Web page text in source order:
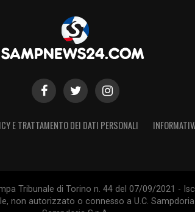
E TRATTAMENTO DEI DATI PERSONALI
Tribunale di Torino n. 44 del 07/09/2021 -
non autorizzato o connesso a U.C.